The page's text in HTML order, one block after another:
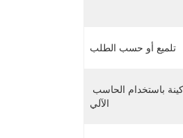
تلميع أو حسب الطلب
الآلي